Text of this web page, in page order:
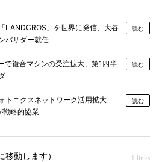
LANDCROS」を世界に発信、大谷
バサダー就任
読む
で複合マシンの受注拡大、第1四半
読む
トニクスネットワーク活用拡大
戦略的協業
読む
動します） 1 links